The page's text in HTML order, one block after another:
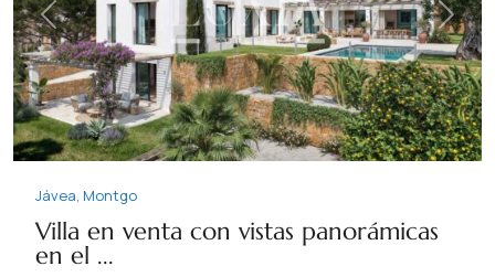
Previous Next
Jávea, Montgo
Villa en venta con vistas panorámicas
en el ...